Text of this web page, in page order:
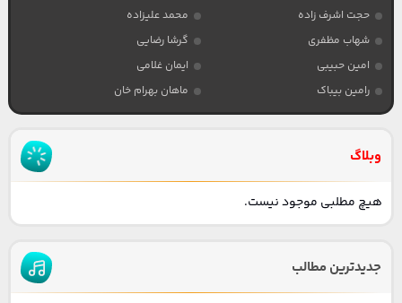
حجت اشرف زاده
محمد علیزاده
شهاب مظفری
گرشا رضایی
امین حبیبی
ایمان غلامی
رامین بیباک
ماهان بهرام خان
وبلاگ
هیچ مطلبی موجود نیست.
جدیدترین مطالب